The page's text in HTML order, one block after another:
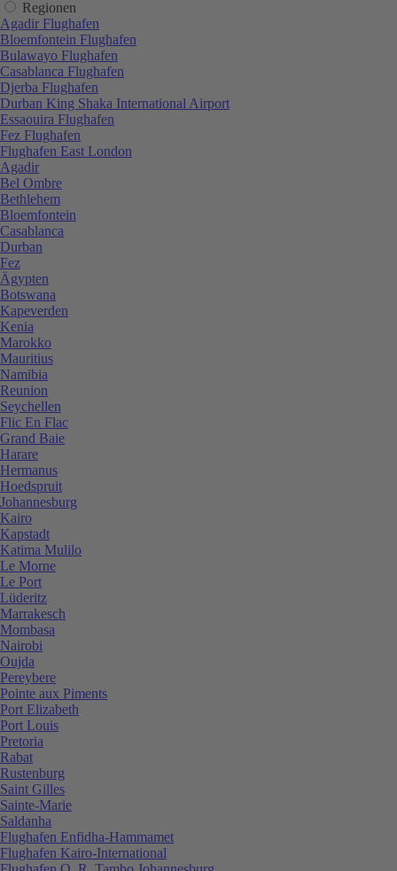
Regionen
Agadir Flughafen
Bloemfontein Flughafen
Bulawayo Flughafen
Casablanca Flughafen
Djerba Flughafen
Durban King Shaka International Airport
Essaouira Flughafen
Fez Flughafen
Flughafen East London
Agadir
Bel Ombre
Bethlehem
Bloemfontein
Casablanca
Durban
Fez
Ägypten
Botswana
Kapeverden
Kenia
Marokko
Mauritius
Namibia
Reunion
Seychellen
Flic En Flac
Grand Baie
Harare
Hermanus
Hoedspruit
Johannesburg
Kairo
Kapstadt
Katima Mulilo
Le Morne
Le Port
Lüderitz
Marrakesch
Mombasa
Nairobi
Oujda
Pereybere
Pointe aux Piments
Port Elizabeth
Port Louis
Pretoria
Rabat
Rustenburg
Saint Gilles
Sainte-Marie
Saldanha
Flughafen Enfidha-Hammamet
Flughafen Kairo-International